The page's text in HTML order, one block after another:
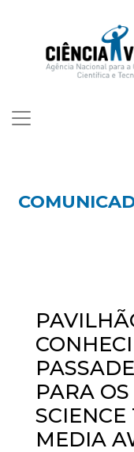
PARA
MEDIA